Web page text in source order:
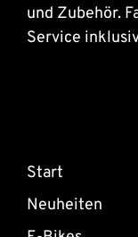
und Zubehör.
Service
Start
Neuheiten